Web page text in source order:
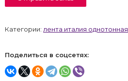
Категории: лента италия
Поделиться в соцсетях: